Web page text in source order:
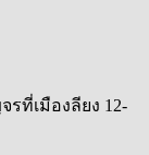
ที่เมืองลียง 12-